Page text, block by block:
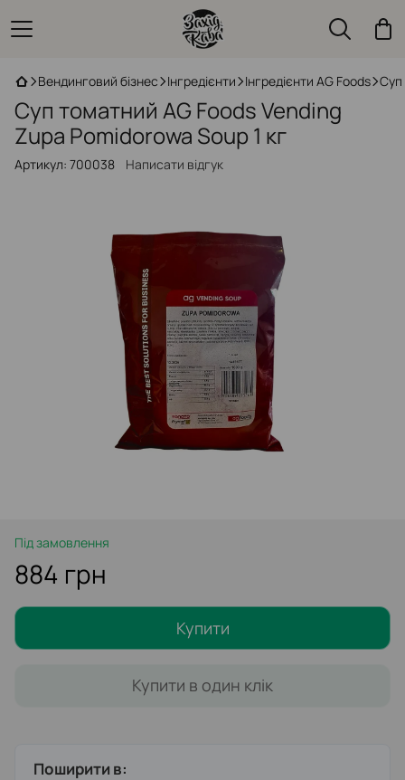
Вендинговий бізнес Інгредієнти Інгредієнти AG Foods Суп
Суп томатний AG Foods Vending
Zupa Pomidorowa Soup 1 кг
Артикул: 700038 Написати відгук
Під замовлення
884 грн
Купити
Купити в один клік
Поширити в: